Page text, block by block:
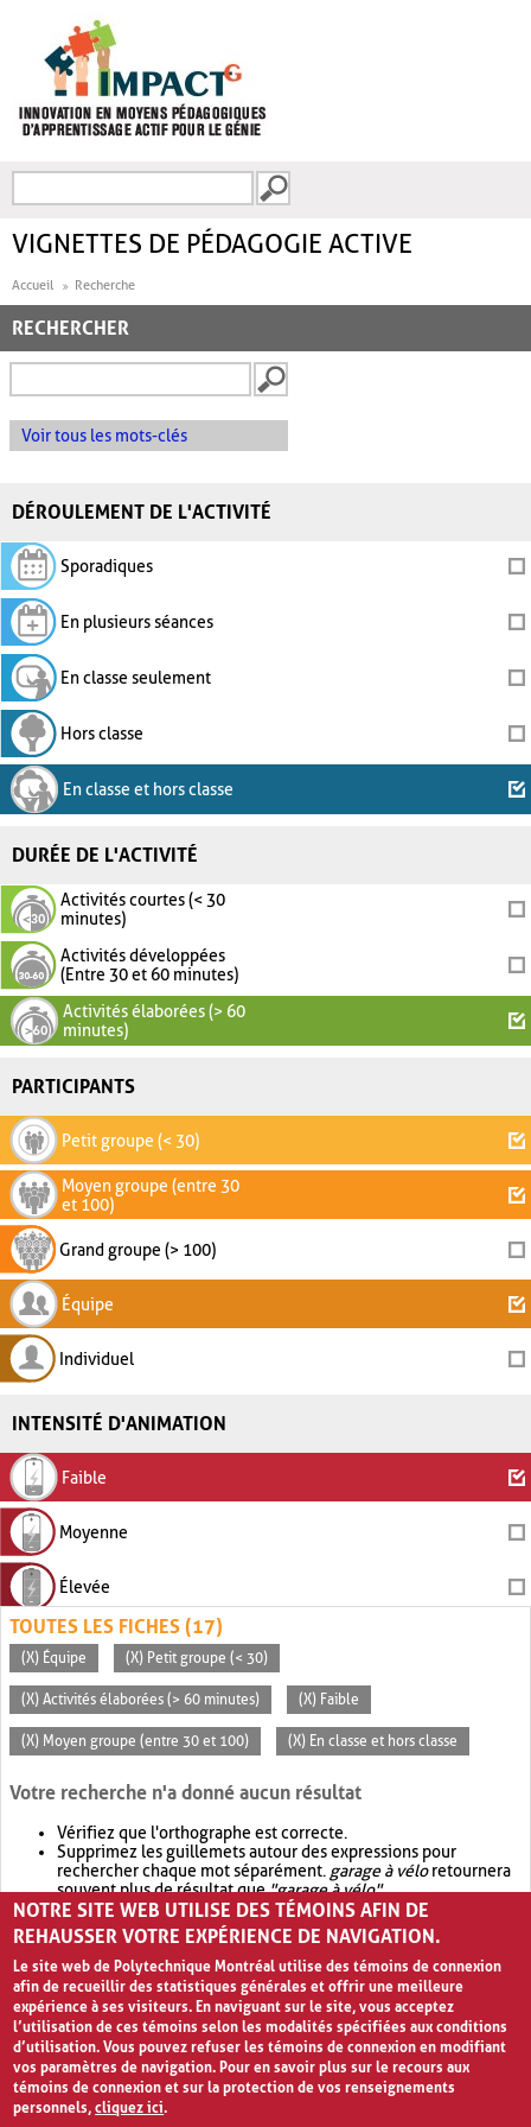
FORMULAIRE DE
VIGNETTES DE PÉDAGOGIE ACTIVE
Accueil Recherche
RECHERCHER
Voir tous les mots-clés
DÉROULEMENT DE L'ACTIVITÉ
Sporadiques
En plusieurs séances
En classe seulement
Hors classe
En classe et hors classe
DURÉE DE L'ACTIVITÉ
Activités courtes (< 30
minutes)
Activités développées
(Entre 30 et 60 minutes)
Activités élaborées (> 60
minutes)
PARTICIPANTS
Petit groupe (< 30)
Moyen groupe (entre 30
et 100)
Grand groupe (> 100)
Équipe
Individuel
INTENSITÉ D'ANIMATION
Faible
Moyenne
Élevée
TOUTES LES FICHES (17)
(X) Équipe (X) Petit groupe (< 30)
(X) Activités élaborées (> 60 minutes) (X) Faible
(X) Moyen groupe (entre 30 et 100) (X) En classe et hors classe
Votre recherche n'a donné aucun résultat
Vérifiez que l'orthographe est correcte.
Supprimez les guillemets autour des expressions pour
rechercher chaque mot séparément. garage à véloretournera
souvent plus de résultat que"garage à vélo".
Envisagez d'élargir votre recherche avec OR.garage OR vélo
retournera souvent plus de résultat quegarage à vélo
NOTRE SITE WEB UTILISE DES TÉMOINS AFIN DE
REHAUSSER VOTRE EXPÉRIENCE DE NAVIGATION.
Le site web de Polytechnique Montréal utilise des témoins de connexion
afin de recueillir des statistiques générales et offrir une meilleure
expérience à ses visiteurs. En naviguant sur le site, vous acceptez
l’utilisation de ces témoins selon les modalités spécifiées aux conditions
d’utilisation. Vous pouvez refuser les témoins de connexion en modifiant
vos paramètres de navigation. Pour en savoir plus sur le recours aux
témoins de connexion et sur la protection de vos renseignements
personnels,cliquez ici.